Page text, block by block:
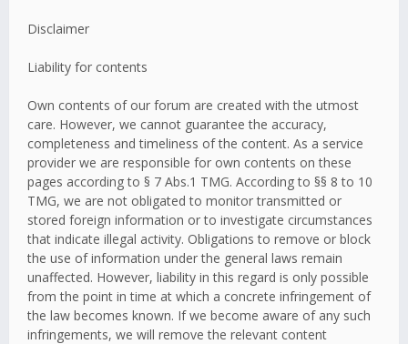
Disclaimer
Liability for contents
Own contents of our forum are created with the utmost
care. However, we cannot guarantee the accuracy,
completeness and timeliness of the content. As a service
provider we are responsible for own contents on these
pages according to § 7 Abs.1 TMG. According to §§ 8 to 10
TMG, we are not obligated to monitor transmitted or
stored foreign information or to investigate circumstances
that indicate illegal activity. Obligations to remove or block
the use of information under the general laws remain
unaffected. However, liability in this regard is only possible
from the point in time at which a concrete infringement of
the law becomes known. If we become aware of any such
infringements, we will remove the relevant content